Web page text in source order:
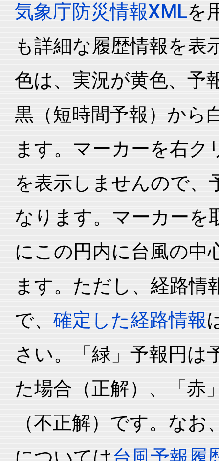
気象庁防災情報XMLを
も詳細な履歴情報を表
色は、実況が黄色、予
黒（短時間予報）から
ます。マーカーを右
を表示しませんので、
なります。マーカーを
にこの円内に台風の中
ます。ただし、経路情
で、 確定した経路情報
さい。「緑」予報円は
た場合（正解）、「赤
（不正解）です。な